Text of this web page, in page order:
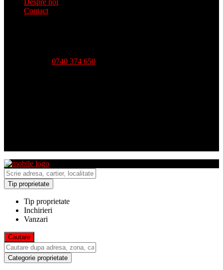
Despre noi
Contact
0740 374 650
Tip proprietate
Tip proprietate
Inchirieri
Vanzari
Categorie proprietate